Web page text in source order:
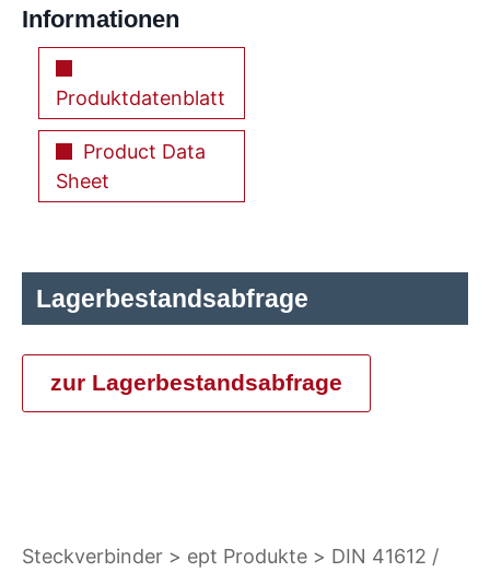
Informationen
Produktdatenblatt
Product Data
Sheet
Lagerbestandsabfrage
zur Lagerbestandsabfrage
Steckverbinder ept Produkte
DIN 41612 /